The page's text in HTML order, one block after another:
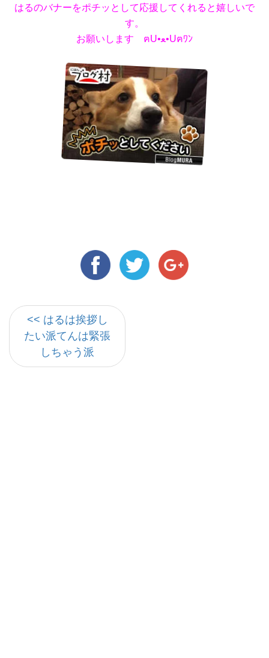
はるのバナーをポチッとして応援してくれると嬉しいで
す。
お願いします ฅU•ﻌ•Uฅﾜﾝ
<< はるは挨拶し
たい派てんは緊張
しちゃう派